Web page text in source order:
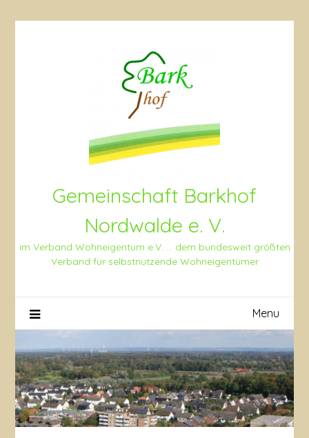
Gemeinschaft Barkhof
Nordwalde e. V.
im Verband Wohneigentum e.V. … dem bundesweit größten
Verband für selbstnutzende Wohneigentümer
Menu